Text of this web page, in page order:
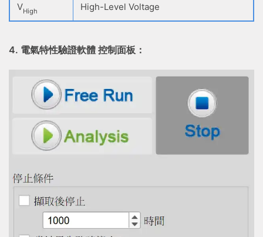
VHigh High-Level Voltage
4. 電氣特性驗證軟體 控制面板：